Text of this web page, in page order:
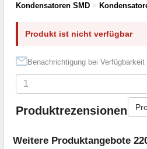
Kondensatoren SMD >
Produkt ist nicht verfügbar
Benachrichtigung bei Verfügbarkeit
Produktrezensionen
Weitere Produktangebote